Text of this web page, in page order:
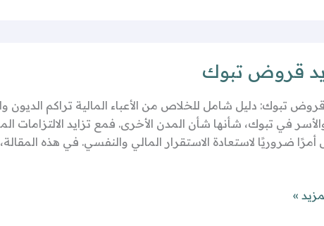
قروض تبوك
تبوك: دليل شامل للخلاص من الأعباء المالية تراكم الديون
والأسر في تبوك، شأنها شأن المدن الأخرى. فمع تزايد
أمرًا ضروريًا لاستعادة الاستقرار المالي والنفسي. في هذه
»